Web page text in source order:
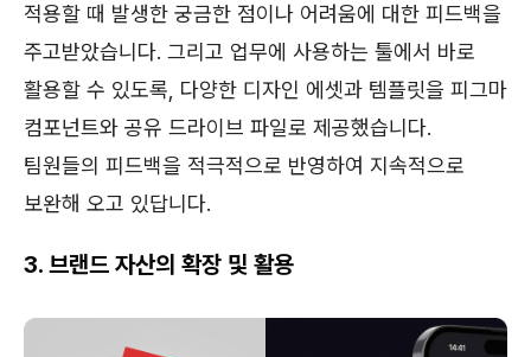
적용할 때 발생한 궁금한 점이나 어려움에 대한 피드백을
주고받았습니다. 그리고 업무에 사용하는 툴에서 바로
활용할 수 있도록, 다양한 디자인 에셋과 템플릿을 피그마
컴포넌트와 공유 드라이브 파일로 제공했습니다.
팀원들의 피드백을 적극적으로 반영하여 지속적으로
보완해 오고 있답니다.
3. 브랜드 자산의 확장 및 활용